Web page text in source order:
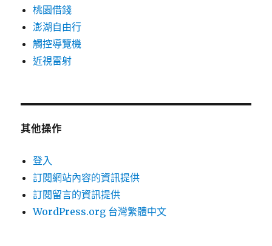
桃園借錢
澎湖自由行
觸控導覽機
近視雷射
其他操作
登入
訂閱網站內容的資訊提供
訂閱留言的資訊提供
WordPress.org 台灣繁體中文